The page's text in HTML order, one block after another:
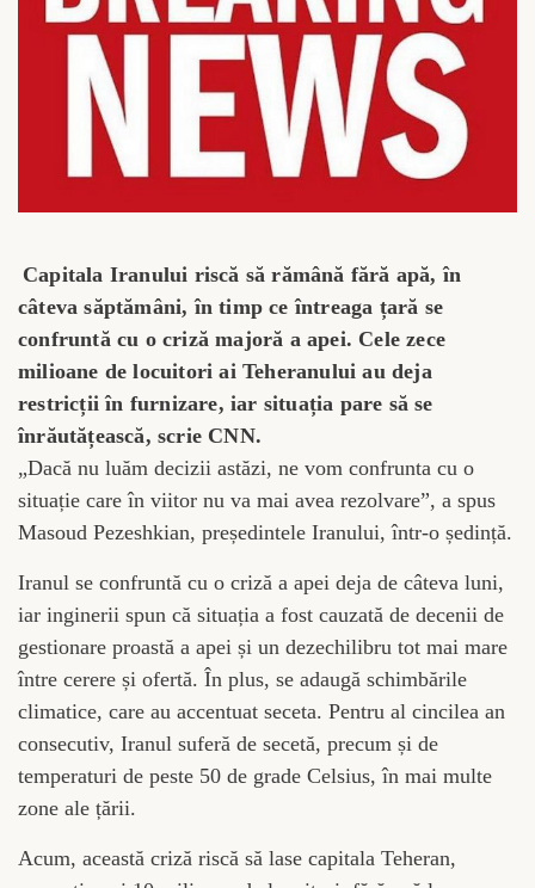
Capitala Iranului riscă să rămână fără apă, în
câteva săptămâni, în timp ce întreaga țară se
confruntă cu o criză majoră a apei. Cele zece
milioane de locuitori ai Teheranului au deja
restricții în furnizare, iar situația pare să se
înrăutățească, scrie CNN.
„Dacă nu luăm decizii astăzi, ne vom confrunta cu o
situație care în viitor nu va mai avea rezolvare”, a spus
Masoud Pezeshkian, președintele Iranului, într-o ședință.
Iranul se confruntă cu o criză a apei deja de câteva luni,
iar inginerii spun că situația a fost cauzată de decenii de
gestionare proastă a apei și un dezechilibru tot mai mare
între cerere și ofertă. În plus, se adaugă schimbările
climatice, care au accentuat seceta. Pentru al cincilea an
consecutiv, Iranul suferă de secetă, precum și de
temperaturi de peste 50 de grade Celsius, în mai multe
zone ale țării.
Acum, această criză riscă să lase capitala Teheran,